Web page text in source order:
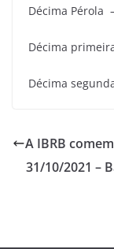
Décima Pérola
Décima
Décima
A IBRB
31/10/2021 –